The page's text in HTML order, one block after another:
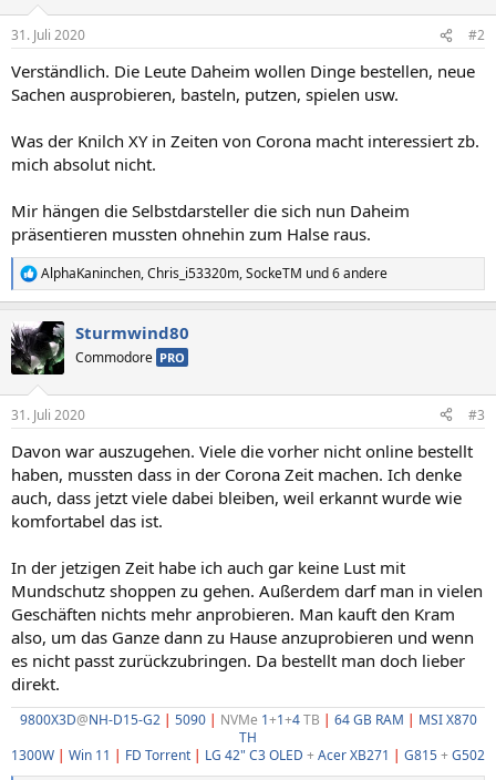
31. Juli 2020 #2
Verständlich. Die Leute Daheim wollen Dinge bestellen, neue
Sachen ausprobieren, basteln, putzen, spielen usw.
Was der Knilch XY in Zeiten von Corona macht interessiert zb.
mich absolut nicht.
Mir hängen die Selbstdarsteller die sich nun Daheim
präsentieren mussten ohnehin zum Halse raus.
R
e
k
t
i
e
:
AlphaKaninchen,Chris_i53320m,SockeTM und 6 andere
Sturmwind80
Commodore PRO
31. Juli 2020 #3
Davon war auszugehen. Viele die vorher nicht online bestellt
haben, mussten dass in der Corona Zeit machen. Ich denke
auch, dass jetzt viele dabei bleiben, weil erkannt wurde wie
komfortabel das ist.
In der jetzigen Zeit habe ich auch gar keine Lust mit
Mundschutz shoppen zu gehen. Außerdem darf man in vielen
Geschäften nichts mehr anprobieren. Man kauft den Kram
also, um das Ganze dann zu Hause anzuprobieren und wenn
es nicht passt zurückzubringen. Da bestellt man doch lieber
direkt.
9800X3D@NH-D15-G2 | 5090 | NVMe 1+1+4TB | 64 GB RAM | MSI X870
TH
1300W | Win 11 | FD Torrent | LG 42" C3 OLED +Acer XB271 | G815+G502